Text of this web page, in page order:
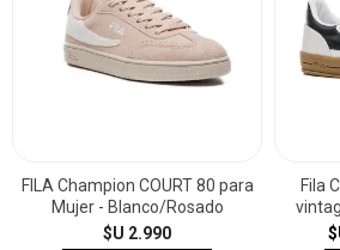
FILA Champion COURT 80 para
Mujer - Blanco/Rosado
$U 2.990
Fila